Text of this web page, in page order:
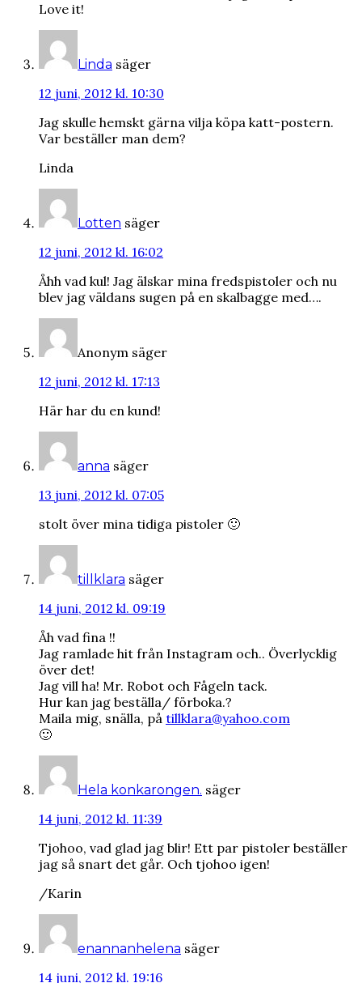
Love it!
Linda säger
12 juni, 2012 kl. 10:30
Jag skulle hemskt gärna vilja köpa katt-postern.
Var beställer man dem?
Linda
Lotten säger
12 juni, 2012 kl. 16:02
Åhh vad kul! Jag älskar mina fredspistoler och nu
blev jag väldans sugen på en skalbagge med….
Anonym säger
12 juni, 2012 kl. 17:13
Här har du en kund!
anna säger
13 juni, 2012 kl. 07:05
stolt över mina tidiga pistoler 🙂
tillklara säger
14 juni, 2012 kl. 09:19
Åh vad fina !!
Jag ramlade hit från Instagram och.. Överlycklig
över det!
Jag vill ha! Mr. Robot och Fågeln tack.
Hur kan jag beställa/ förboka.?
Maila mig, snälla, på tillklara@yahoo.com
🙂
Hela konkarongen. säger
14 juni, 2012 kl. 11:39
Tjohoo, vad glad jag blir! Ett par pistoler beställer
jag så snart det går. Och tjohoo igen!
/Karin
enannanhelena säger
14 juni, 2012 kl. 19:16